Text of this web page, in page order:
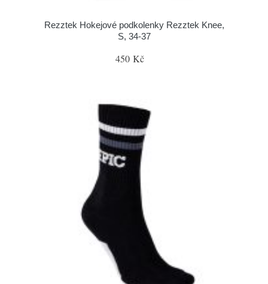
Rezztek Hokejové podkolenky Rezztek Knee,
S, 34-37
450 Kč